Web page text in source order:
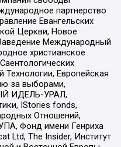
партнерство
Евангельских
Церкви, Новое
Международный
христианское
Европейская
за выборами,
ИДЕЛЬ-УРАЛ,
IStories fonds,
Отношений,
Фонд имени Генриха
Ltd, The Insider, Институт